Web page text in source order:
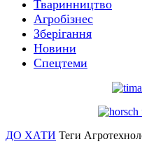
Тваринництво
Агробізнес
Зберігання
Новини
Спецтеми
ДО ХАТИ Теги